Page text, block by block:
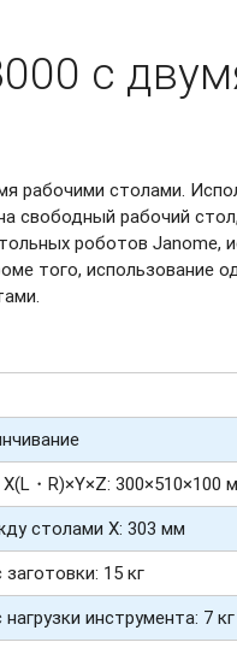
с
рабочими столами.
свободный рабочий
роботов Janome,
того, использование
・R)×Y×Z: 300×510×100
столами X: 303 мм
15 кг
инструмента: 7 кг